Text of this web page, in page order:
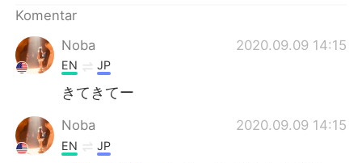
Komentar
Noba
2020.09.09 14:15
EN JP
きてきてー
Noba 2020.09.09 14:15
EN JP